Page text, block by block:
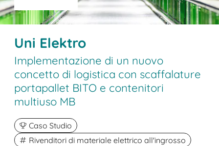
Uni Elektro
Implementazione di un nuovo
concetto di logistica con scaffalature
portapallet BITO e contenitori
multiuso MB
Caso Studio
Rivenditori di materiale elettrico all'ingrosso